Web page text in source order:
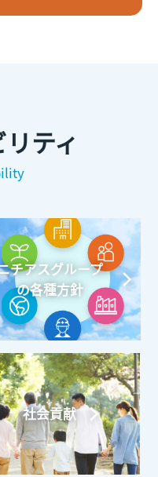
ティ
チアスグループ
の各種方針
社会貢献